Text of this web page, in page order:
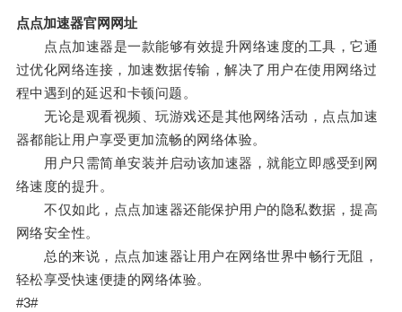
点点加速器官网网址
点点加速器是一款能够有效提升网络速度的工具，它通
过优化网络连接，加速数据传输，解决了用户在使用网络过
程中遇到的延迟和卡顿问题。
无论是观看视频、玩游戏还是其他网络活动，点点加速
器都能让用户享受更加流畅的网络体验。
用户只需简单安装并启动该加速器，就能立即感受到网
络速度的提升。
不仅如此，点点加速器还能保护用户的隐私数据，提高
网络安全性。
总的来说，点点加速器让用户在网络世界中畅行无阻，
轻松享受快速便捷的网络体验。
#3#